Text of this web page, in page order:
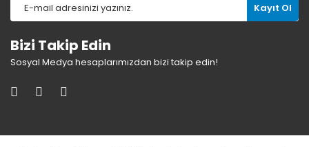
Kayıt Ol
Bizi Takip Edin
Sosyal Medya hesaplarımızdan bizi takip edin!